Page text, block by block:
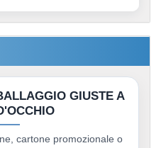
GIUSTE A
cartone promozionale o